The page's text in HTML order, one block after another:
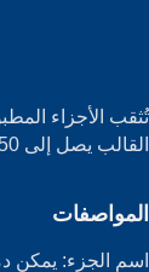
القالب يصل إلى 450 × 2000 مم.
المواصفات
اسم الجزء: يمكن